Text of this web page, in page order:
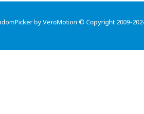
by VeroMotion © Copyright 2009-